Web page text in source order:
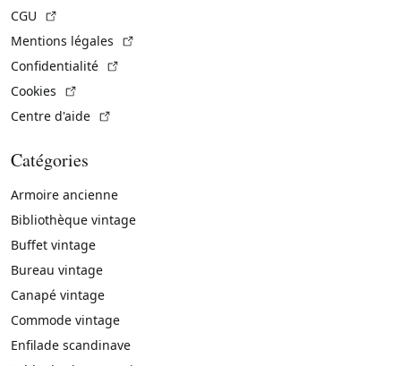
CGU
Mentions légales
Confidentialité
Cookies
Centre d'aide
Catégories
Armoire ancienne
Bibliothèque vintage
Buffet vintage
Bureau vintage
Canapé vintage
Commode vintage
Enfilade scandinave